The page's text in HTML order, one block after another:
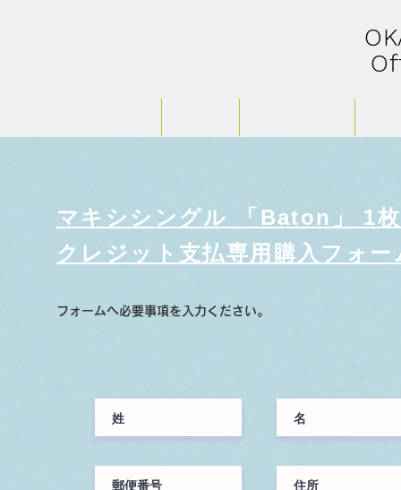
マキシシングル 「Baton」 1枚
クレジット支払専用購入フォー
フォームへ必要事項を入力ください。